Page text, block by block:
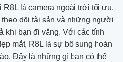
R8L là camera ngoài trời tối ưu,
dõi tài sản và những người
khi bạn đi vắng. Với các tính
mắt, R8L là sự bổ sung hoàn
Đây là những gì bạn có thể